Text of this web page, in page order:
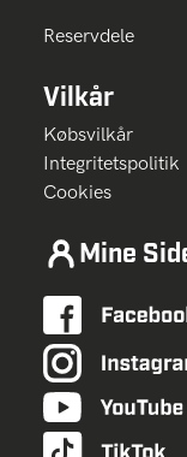
Reservdele
Vilkår
Købsvilkår
Integritetspolitik
Cookies
Mine